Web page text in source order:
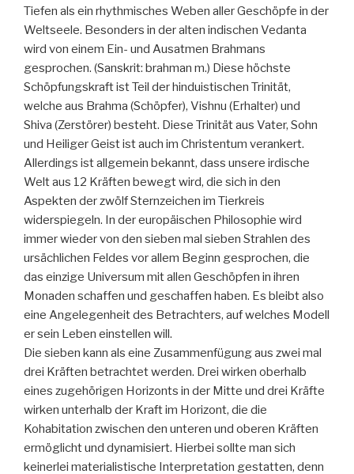
Tiefen als ein rhythmisches Weben aller Geschöpfe in der
Weltseele. Besonders in der alten indischen Vedanta
wird von einem Ein- und Ausatmen Brahmans
gesprochen. (Sanskrit: brahman m.) Diese höchste
Schöpfungskraft ist Teil der hinduistischen Trinität,
welche aus Brahma (Schöpfer), Vishnu (Erhalter) und
Shiva (Zerstörer) besteht. Diese Trinität aus Vater, Sohn
und Heiliger Geist ist auch im Christentum verankert.
Allerdings ist allgemein bekannt, dass unsere irdische
Welt aus 12 Kräften bewegt wird, die sich in den
Aspekten der zwölf Sternzeichen im Tierkreis
widerspiegeln. In der europäischen Philosophie wird
immer wieder von den sieben mal sieben Strahlen des
ursächlichen Feldes vor allem Beginn gesprochen, die
das einzige Universum mit allen Geschöpfen in ihren
Monaden schaffen und geschaffen haben. Es bleibt also
eine Angelegenheit des Betrachters, auf welches Modell
er sein Leben einstellen will.
Die sieben kann als eine Zusammenfügung aus zwei mal
drei Kräften betrachtet werden. Drei wirken oberhalb
eines zugehörigen Horizonts in der Mitte und drei Kräfte
wirken unterhalb der Kraft im Horizont, die die
Kohabitation zwischen den unteren und oberen Kräften
ermöglicht und dynamisiert. Hierbei sollte man sich
keinerlei materialistische Interpretation gestatten, denn